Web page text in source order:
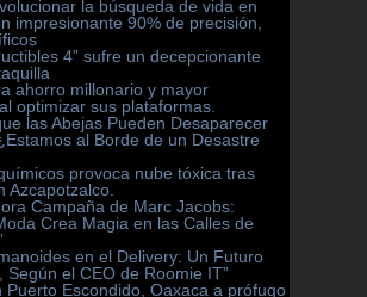
la búsqueda de vida en
impresionante 90% de precisión,
4” sufre un decepcionante
ahorro millonario y mayor
optimizar sus plataformas.
las Abejas Pueden Desaparecer
al Borde de un Desastre
provoca nube tóxica tras
Azcapotzalco.
Campaña de Marc Jacobs:
Crea Magia en las Calles de
en el Delivery: Un Futuro
Según el CEO de Roomie IT”
Puerto Escondido, Oaxaca a prófugo